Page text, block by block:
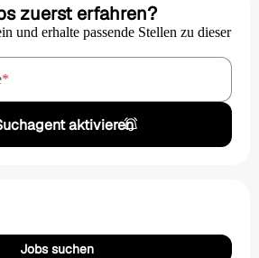
zuerst erfahren?
und erhalte passende Stellen zu dieser
*
aktivieren
Jobs suchen